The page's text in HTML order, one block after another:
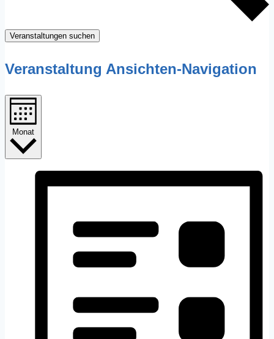
Veranstaltungen suchen
Veranstaltung Ansichten-Navigation
Monat